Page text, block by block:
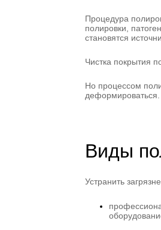
Процедура
полировки,
становятся
Чистка покрытия
Но процессом
деформироваться.
Виды
Устранить